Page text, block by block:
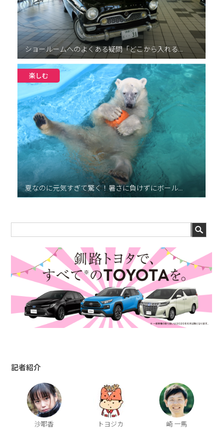
ショールームへのよくある疑問「どこから入れる...
楽しむ
夏なのに元気すぎて驚く！暑さに負けずにボール...
記者紹介
沙耶香 トヨジカ 崎 一馬